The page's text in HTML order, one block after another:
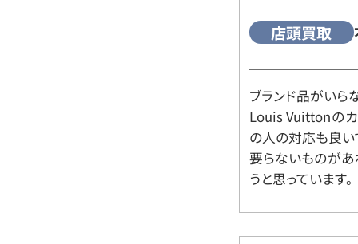
店頭買取
ブランド品がいら
Louis Vuittonの
の人の対応も良い
要らないものがあ
うと思っています。